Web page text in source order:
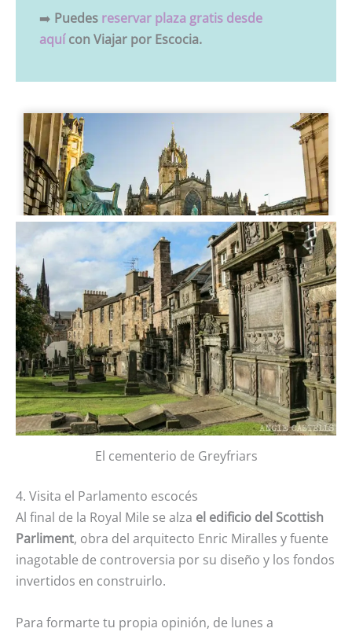
➡️ Puedes reservar plaza gratis desde
aquícon Viajar por Escocia.
El cementerio de Greyfriars
4. Visita el Parlamento escocés
Al final de la Royal Mile se alza el edificio del Scottish
Parliment, obra del arquitecto Enric Miralles y fuente
inagotable de controversia por su diseño y los fondos
invertidos en construirlo.
Para formarte tu propia opinión, de lunes a